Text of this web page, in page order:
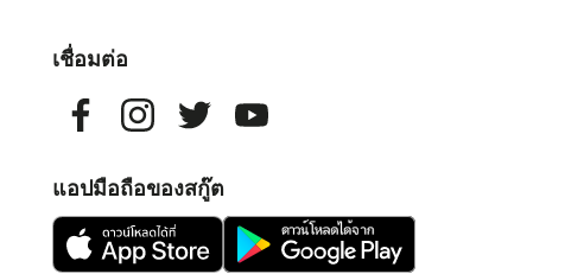
เชื่อมต่อ
แอปมือถือของสกู๊ต